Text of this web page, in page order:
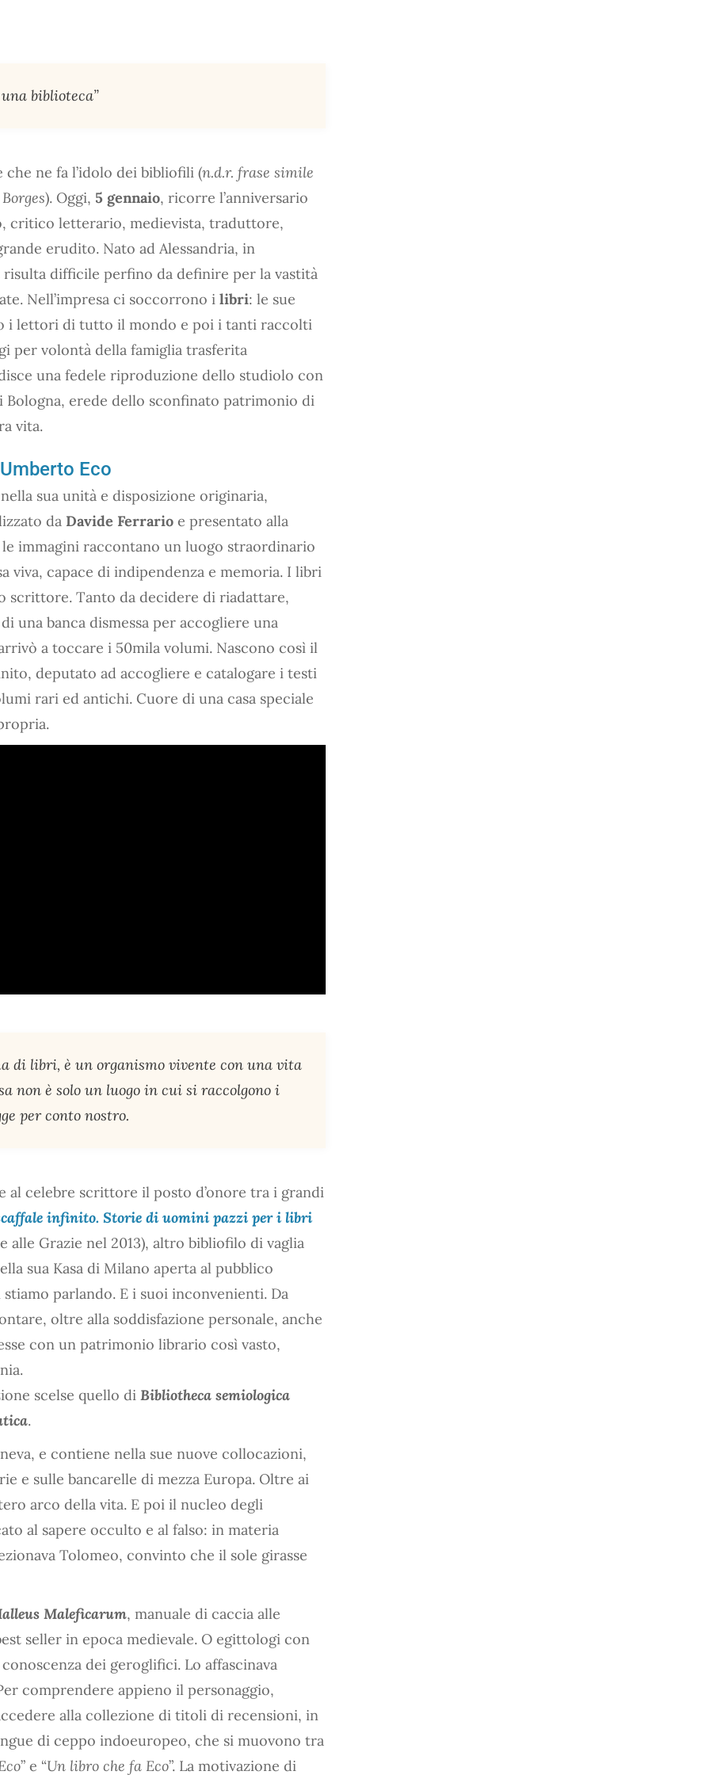
una biblioteca”
ne fa l’idolo dei bibliofili (n.d.r. frase simile
). Oggi, 5 gennaio, ricorre l’anniversario
critico letterario, medievista, traduttore,
erudito. Nato ad Alessandria, in
risulta difficile perfino da definire per la vastità
Nell’impresa ci soccorrono i libri: le sue
i lettori di tutto il mondo e poi i tanti raccolti
per volontà della famiglia trasferita
una fedele riproduzione dello studiolo con
Bologna, erede dello sconfinato patrimonio di
vita.
Eco
sua unità e disposizione originaria,
da Davide Ferrario e presentato alla
le immagini raccontano un luogo straordinario
viva, capace di indipendenza e memoria. I libri
scrittore. Tanto da decidere di riadattare,
una banca dismessa per accogliere una
a toccare i 50mila volumi. Nascono così il
deputato ad accogliere e catalogare i testi
rari ed antichi. Cuore di una casa speciale
di libri, è un organismo vivente con una vita
non è solo un luogo in cui si raccolgono i
per conto nostro.
al celebre scrittore il posto d’onore tra i grandi
infinito. Storie di uomini pazzi per i libri
alle Grazie nel 2013), altro bibliofilo di vaglia
sua Kasa di Milano aperta al pubblico
parlando. E i suoi inconvenienti. Da
oltre alla soddisfazione personale, anche
con un patrimonio librario così vasto,
scelse quello di Bibliotheca semiologica
.
e contiene nella sue nuove collocazioni,
e sulle bancarelle di mezza Europa. Oltre ai
arco della vita. E poi il nucleo degli
al sapere occulto e al falso: in materia
Tolomeo, convinto che il sole girasse
Maleficarum, manuale di caccia alle
seller in epoca medievale. O egittologi con
conoscenza dei geroglifici. Lo affascinava
comprendere appieno il personaggio,
alla collezione di titoli di recensioni, in
di ceppo indoeuropeo, che si muovono tra
” e “Un libro che fa Eco”. La motivazione di